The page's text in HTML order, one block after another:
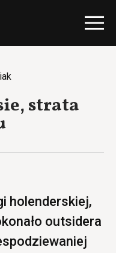
strata
holenderskiej,
outsidera